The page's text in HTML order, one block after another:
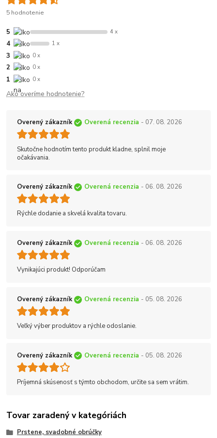
5 hodnotenie
5 4 x
4 1 x
3 0 x
2 0 x
1 0 x
Ako overíme hodnotenie?
Overený zákazník Overená recenzia - 07. 08. 2026
Skutočne hodnotím tento produkt kladne, splnil moje
očakávania.
Overený zákazník Overená recenzia - 06. 08. 2026
Rýchle dodanie a skvelá kvalita tovaru.
Overený zákazník Overená recenzia - 06. 08. 2026
Vynikajúci produkt! Odporúčam
Overený zákazník Overená recenzia - 05. 08. 2026
Veľký výber produktov a rýchle odoslanie.
Overený zákazník Overená recenzia - 05. 08. 2026
Príjemná skúsenosť s týmto obchodom, určite sa sem vrátim.
Tovar zaradený v kategóriách
Prstene, svadobné obrúčky